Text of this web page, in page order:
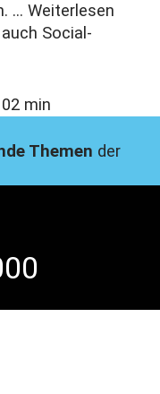
... Weiterlesen
Social-
02 min
Themen der